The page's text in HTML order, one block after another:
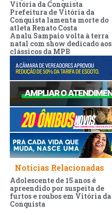
Vitória da Conquista
Prefeitura de Vitória da
Conquista lamenta morte do
atleta Renato Costa
Analu Sampaio volta à terra
natal com show dedicado aos
clássicos da MPB
Noticias Relacionadas
Adolescente de 15 anos é
apreendido por suspeita de
furtos e roubos em Vitória da
Conquista